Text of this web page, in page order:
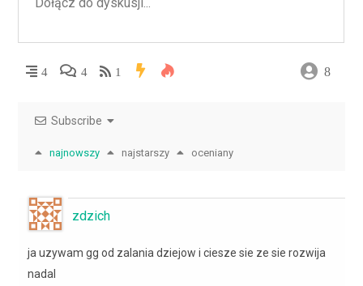
4 4 1 8
Subscribe
najnowszy najstarszy oceniany
zdzich
ja uzywam gg od zalania dziejow i ciesze sie ze sie rozwija
nadal